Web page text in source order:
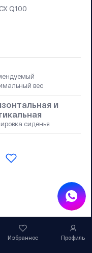
Избранное Профиль
Q100
вес
и
сиденья